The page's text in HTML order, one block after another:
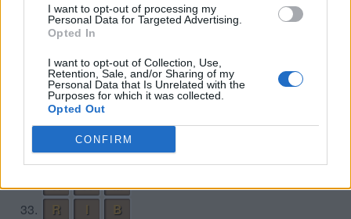
I want to opt-out of processing my
Personal Data for Targeted Advertising.
Opted In
I want to opt-out of Collection, Use,
Retention, Sale, and/or Sharing of my
Personal Data that Is Unrelated with the
Purposes for which it was collected.
Opted Out
CONFIRM
C A
R
I R
M A
C
M A
I
M A
I
A
31. M I
C
32. R A
M
33.
R I
B